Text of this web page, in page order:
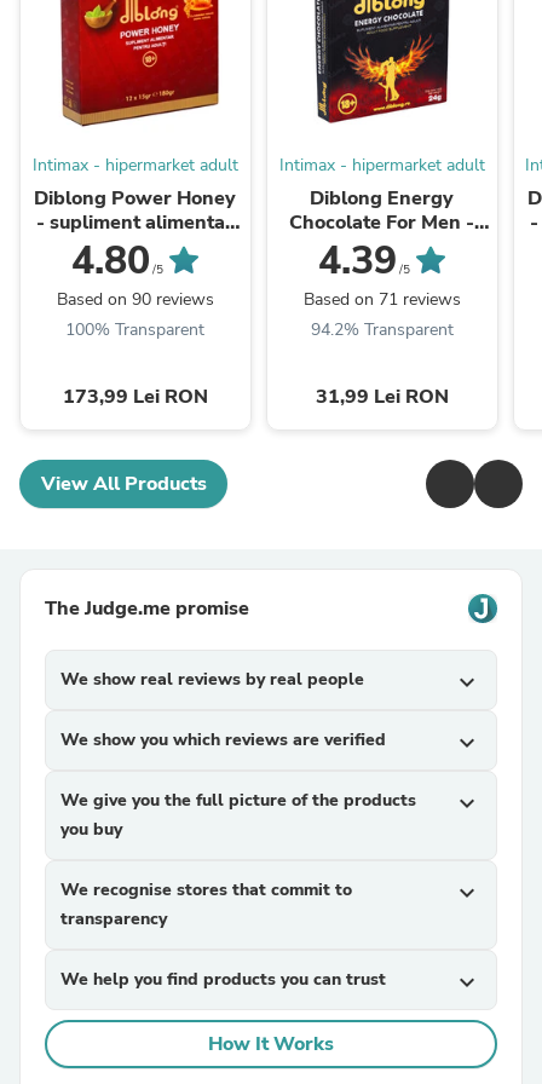
Intimax - hipermarket adult
Diblong Power Honey
- supliment alimentar
pentru adulți cu miere
și asocieri de plante
care susțin ...
4.80 /5
Based on 90 reviews
100% Transparent
173,99 Lei RON
Intimax - hipermarket adult
Diblong Energy
Chocolate For Men -
supliment alimentar
pentru bărbați pe bază
de ciocolată, cu plante
...
4.39 /5
Based on 71 reviews
94.2% Transparent
31,99 Lei RON
View All Products
The Judge.me promise
We show real reviews by real people expand_more
We show you which reviews are verified expand_more
We give you the full picture of the products
you buy
expand_more
We recognise stores that commit to
transparency
expand_more
We help you find products you can trust expand_more
How It Works